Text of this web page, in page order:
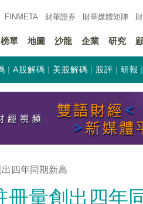
FINMETA 財華證券 財華媒體矩陣
榜單 地圖 沙龍 企業 研究
A股解碼 美股解碼 股評 研報
四年同期新高
量創出四年